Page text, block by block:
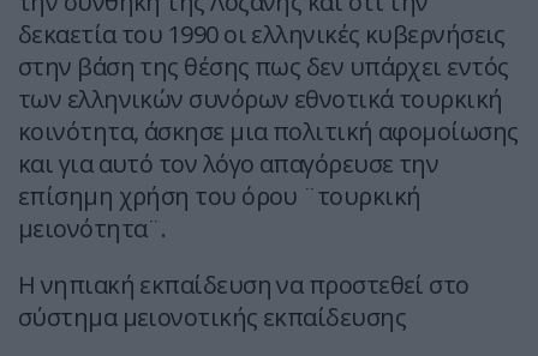
δεκαετία του 1990 οι ελληνικές κυβερνήσεις
στην βάση της θέσης πως δεν υπάρχει εντός
των ελληνικών συνόρων εθνοτικά τουρκική
κοινότητα, άσκησε μια πολιτική αφομοίωσης
και για αυτό τον λόγο απαγόρευσε την
επίσημη χρήση του όρου ¨τουρκική
μειονότητα¨.
Η νηπιακή εκπαίδευση να προστεθεί στο
σύστημα μειονοτικής εκπαίδευσης